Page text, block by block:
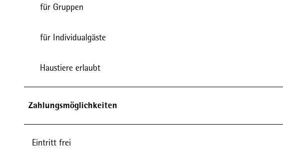
für Gruppen
für Individualgäste
Haustiere erlaubt
Zahlungsmöglichkeiten
Eintritt frei